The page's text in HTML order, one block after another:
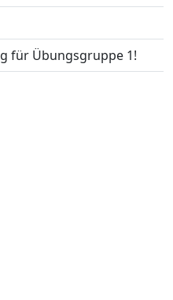
für Übungsgruppe 1!